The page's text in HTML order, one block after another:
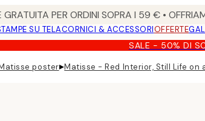
GRATUITA PER ORDINI SOPRA I 59 € •
SU TELACORNICI & ACCESSORIOFFERTE
SALE - 50% DI
poster▸Matisse - Red Interior, Still Life on